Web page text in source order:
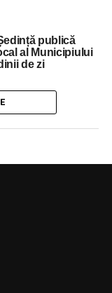
publică
al Municipiului
de zi